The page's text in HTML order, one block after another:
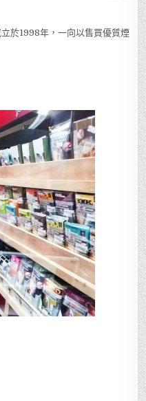
於1998年，一向以售買優質煙